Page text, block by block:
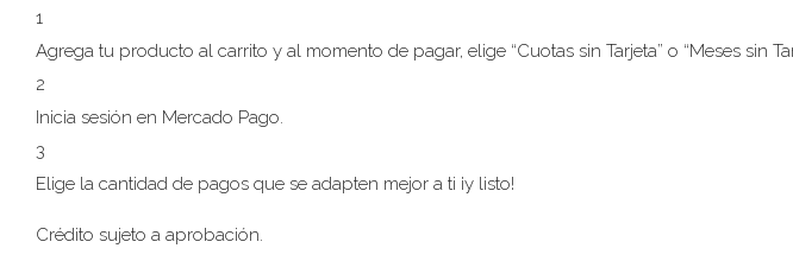
1
Agrega tu producto al carrito y al momento de pagar, elige “Cuotas sin Tarjeta” o “Meses sin
2
Inicia sesión en Mercado Pago.
3
Elige la cantidad de pagos que se adapten mejor a ti ¡y listo!
Crédito sujeto a aprobación.